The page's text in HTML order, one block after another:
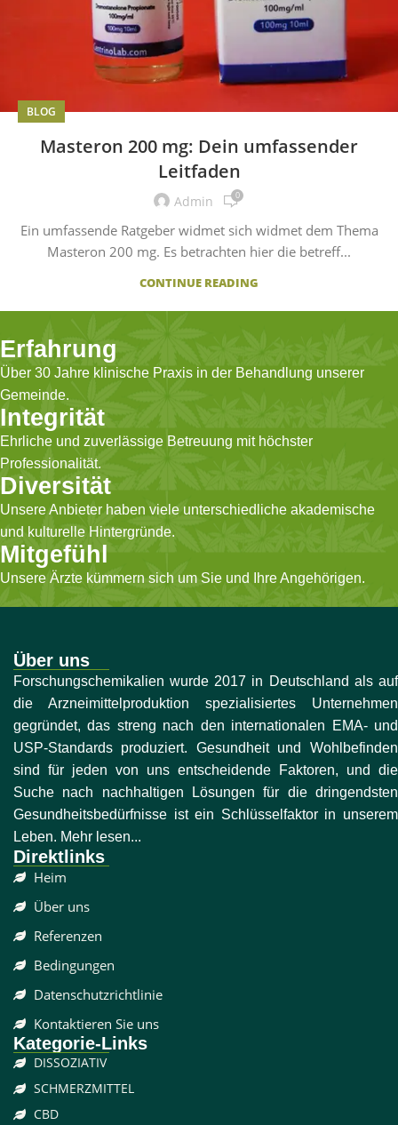
BLOG
Masteron 200 mg: Dein umfassender
Leitfaden
Admin 0
Ein umfassende Ratgeber widmet sich widmet dem Thema
Masteron 200 mg. Es betrachten hier die betreff...
CONTINUE READING
Erfahrung
Über 30 Jahre klinische Praxis in der Behandlung unserer
Gemeinde.
Integrität
Ehrliche und zuverlässige Betreuung mit höchster
Professionalität.
Diversität
Unsere Anbieter haben viele unterschiedliche akademische
und kulturelle Hintergründe.
Mitgefühl
Unsere Ärzte kümmern sich um Sie und Ihre Angehörigen.
Über uns
Forschungschemikalien wurde 2017 in Deutschland als auf
die Arzneimittelproduktion spezialisiertes Unternehmen
gegründet, das streng nach den internationalen EMA- und
USP-Standards produziert. Gesundheit und Wohlbefinden
sind für jeden von uns entscheidende Faktoren, und die
Suche nach nachhaltigen Lösungen für die dringendsten
Gesundheitsbedürfnisse ist ein Schlüsselfaktor in unserem
Leben. Mehr lesen...
Direktlinks
Heim
Über uns
Referenzen
Bedingungen
Datenschutzrichtlinie
Kontaktieren Sie uns
Kategorie-Links
DISSOZIATIV
SCHMERZMITTEL
CBD